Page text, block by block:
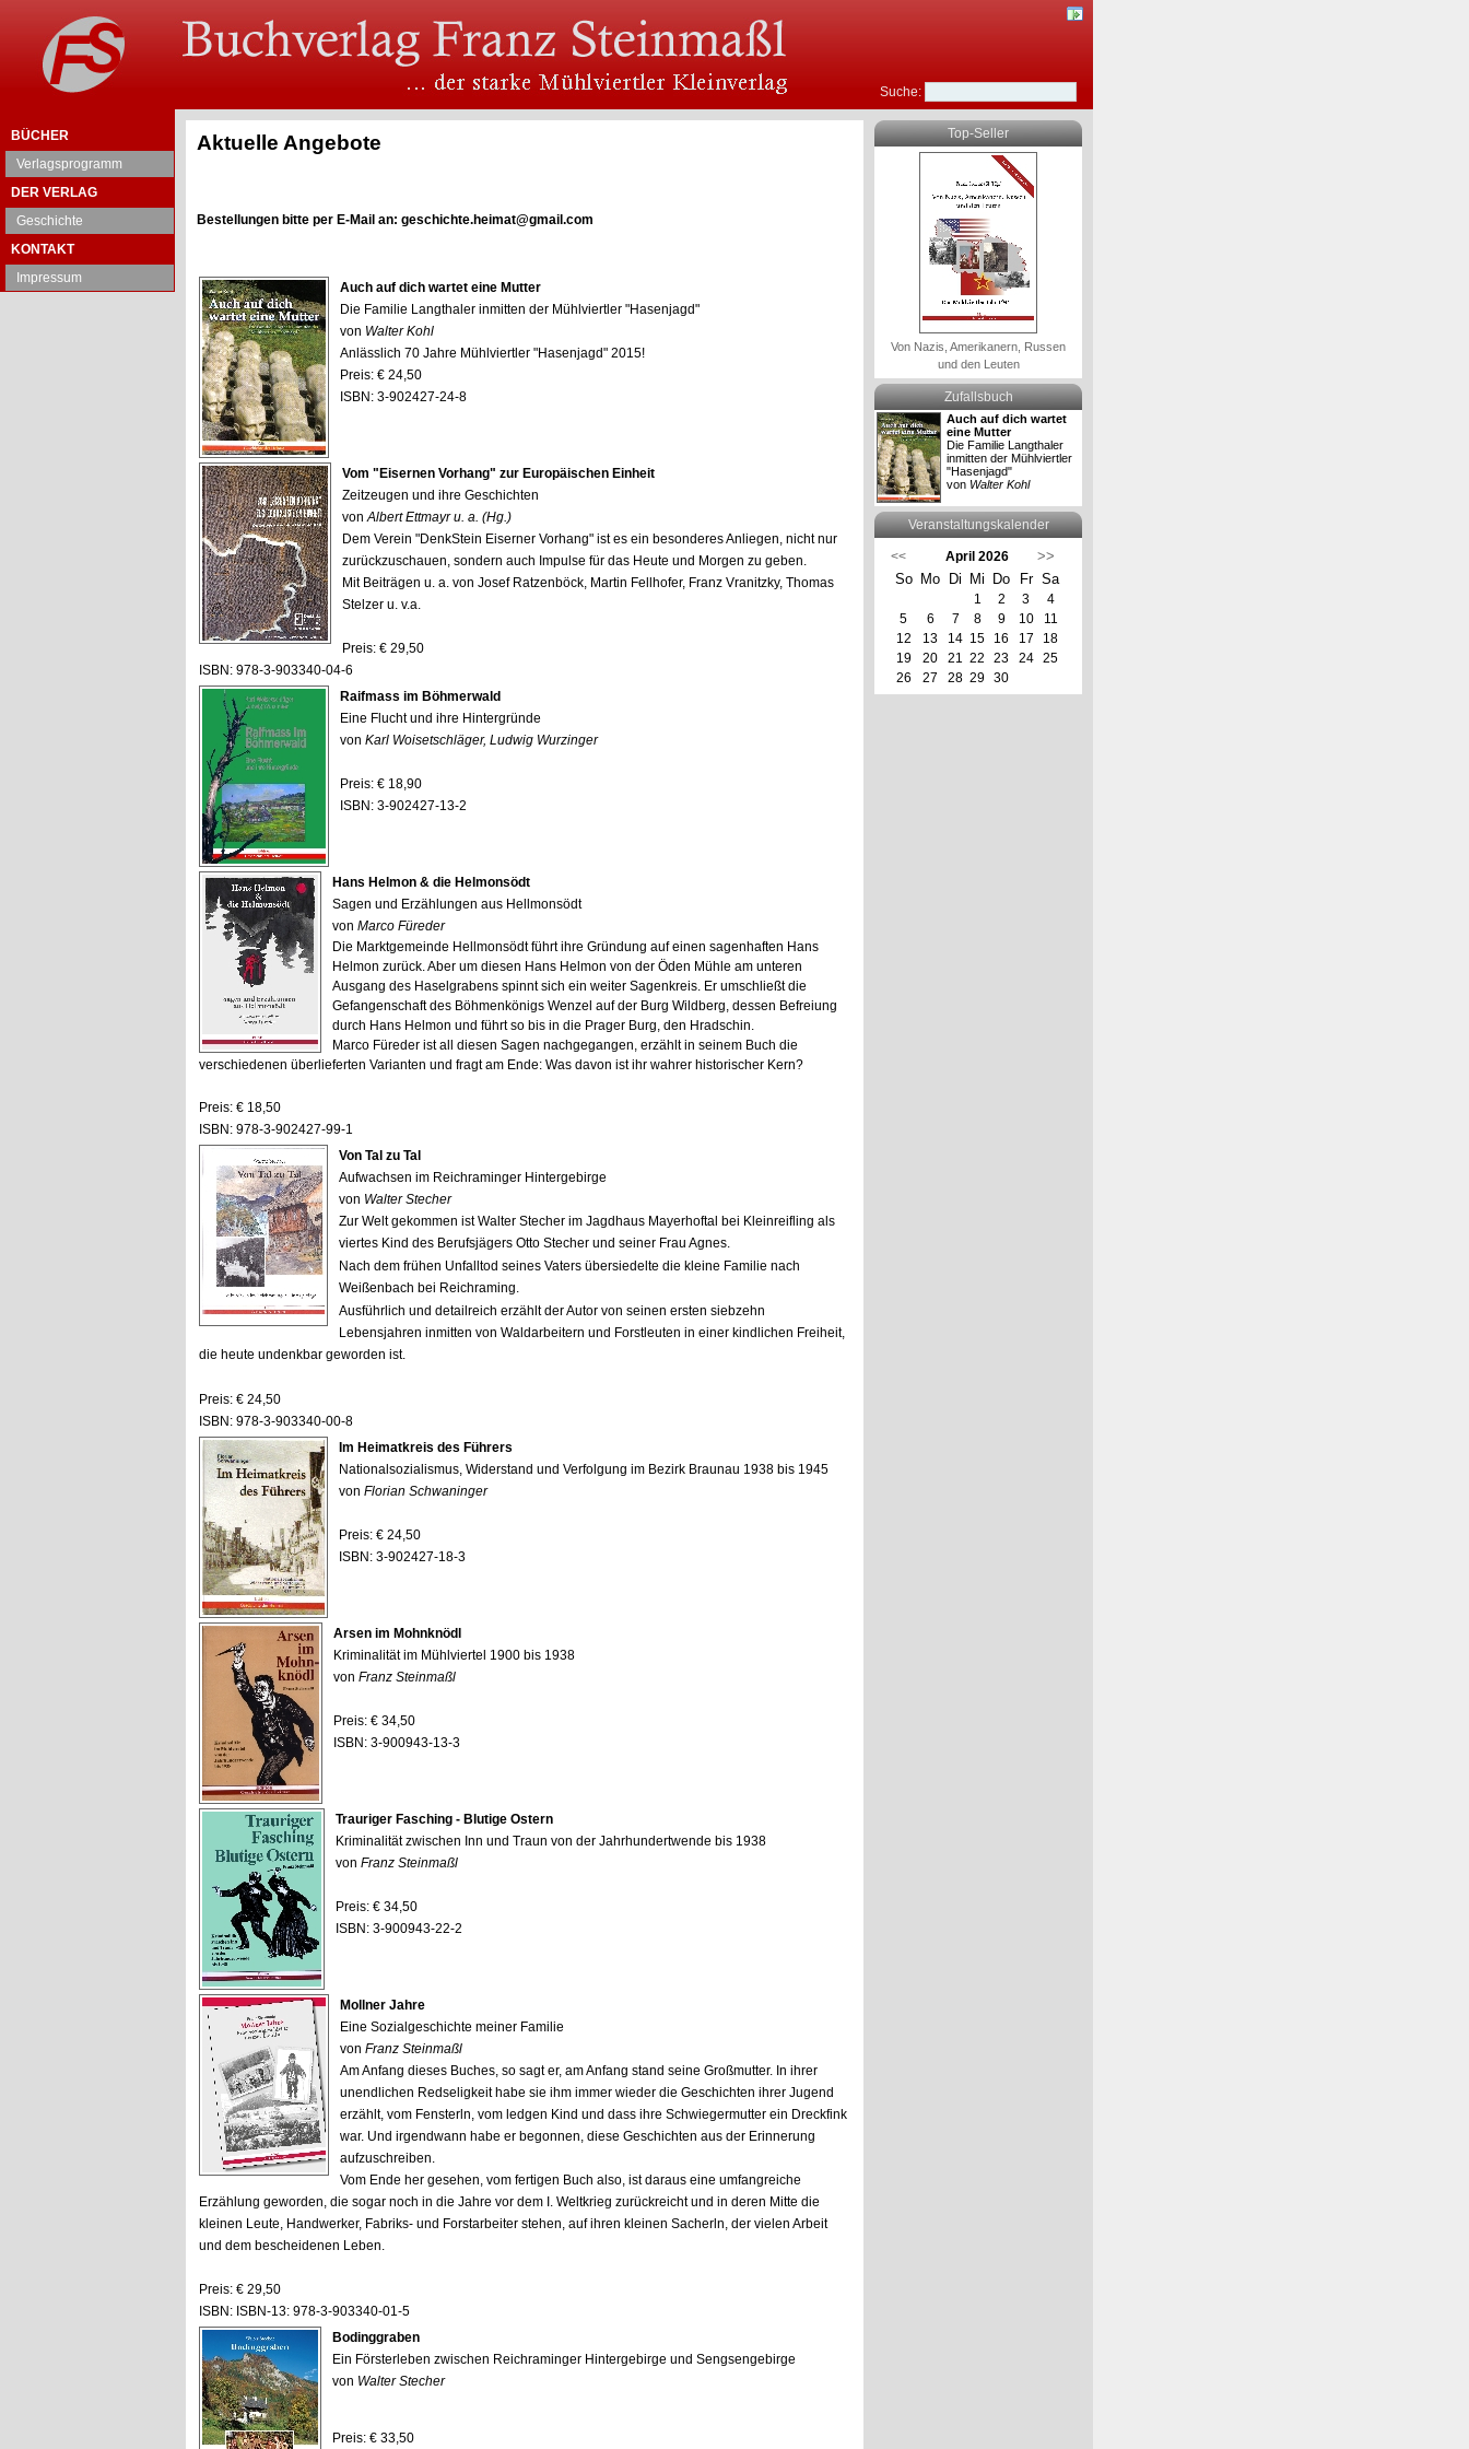
Suche:
BÜCHER
Verlagsprogramm
DER VERLAG
Geschichte
KONTAKT
Impressum
Top-Seller
Von Nazis, Amerikanern, Russen
und den Leuten
Zufallsbuch
Auch auf dich wartet
eine Mutter
Die Familie Langthaler
inmitten der Mühlviertler
"Hasenjagd"
von Walter Kohl
Veranstaltungskalender
<< April 2026
>>
So
Mo Di Mi Do Fr Sa
1 2 3
4
5
6 7 8 9 10
11
12
13 14 15 16 17
18
19
20 21 22 23 24
25
26
27 28 29 30
Aktuelle Angebote
Bestellungen bitte per E-Mail an: geschichte.heimat@gmail.com
Auch auf dich wartet eine Mutter
Die Familie Langthaler inmitten der Mühlviertler "Hasenjagd"
von Walter Kohl
Anlässlich 70 Jahre Mühlviertler "Hasenjagd" 2015!
Preis: € 24,50
ISBN: 3-902427-24-8
Vom "Eisernen Vorhang" zur Europäischen Einheit
Zeitzeugen und ihre Geschichten
vonAlbert Ettmayr u. a. (Hg.)
Dem Verein "DenkStein Eiserner Vorhang" ist es ein besonderes Anliegen, nicht nur
zurückzuschauen, sondern auch Impulse für das Heute und Morgen zu geben.
Mit Beiträgen u. a. von Josef Ratzenböck, Martin Fellhofer, Franz Vranitzky, Thomas
Stelzer u. v.a.
Preis: € 29,50
ISBN: 978-3-903340-04-6
Raifmass im Böhmerwald
Eine Flucht und ihre Hintergründe
von Karl Woisetschläger, Ludwig Wurzinger
Preis: € 18,90
ISBN: 3-902427-13-2
Hans Helmon & die Helmonsödt
Sagen und Erzählungen aus Hellmonsödt
von Marco Füreder
Die Marktgemeinde Hellmonsödt führt ihre Gründung auf einen sagenhaften Hans
Helmon zurück. Aber um diesen Hans Helmon von der Öden Mühle am unteren
Ausgang des Haselgrabens spinnt sich ein weiter Sagenkreis. Er umschließt die
Gefangenschaft des Böhmenkönigs Wenzel auf der Burg Wildberg, dessen Befreiung
durch Hans Helmon und führt so bis in die Prager Burg, den Hradschin.
Marco Füreder ist all diesen Sagen nachgegangen, erzählt in seinem Buch die
verschiedenen überlieferten Varianten und fragt am Ende: Was davon ist ihr wahrer historischer Kern?
Preis: € 18,50
ISBN: 978-3-902427-99-1
Von Tal zu Tal
Aufwachsen im Reichraminger Hintergebirge
von Walter Stecher
Zur Welt gekommen ist Walter Stecher im Jagdhaus Mayerhoftal bei Kleinreifling als
viertes Kind des Berufsjägers Otto Stecher und seiner Frau Agnes.
Nach dem frühen Unfalltod seines Vaters übersiedelte die kleine Familie nach
Weißenbach bei Reichraming.
Ausführlich und detailreich erzählt der Autor von seinen ersten siebzehn
Lebensjahren inmitten von Waldarbeitern und Forstleuten in einer kindlichen Freiheit,
die heute undenkbar geworden ist.
Preis: € 24,50
ISBN: 978-3-903340-00-8
Im Heimatkreis des Führers
Nationalsozialismus, Widerstand und Verfolgung im Bezirk Braunau 1938 bis 1945
von Florian Schwaninger
Preis: € 24,50
ISBN: 3-902427-18-3
Arsen im Mohnknödl
Kriminalität im Mühlviertel 1900 bis 1938
von Franz Steinmaßl
Preis: € 34,50
ISBN: 3-900943-13-3
Trauriger Fasching - Blutige Ostern
Kriminalität zwischen Inn und Traun von der Jahrhundertwende bis 1938
von Franz Steinmaßl
Preis: € 34,50
ISBN: 3-900943-22-2
Mollner Jahre
Eine Sozialgeschichte meiner Familie
von Franz Steinmaßl
Am Anfang dieses Buches, so sagt er, am Anfang stand seine Großmutter. In ihrer
unendlichen Redseligkeit habe sie ihm immer wieder die Geschichten ihrer Jugend
erzählt, vom Fensterln, vom ledgen Kind und dass ihre Schwiegermutter ein Dreckfink
war. Und irgendwann habe er begonnen, diese Geschichten aus der Erinnerung
aufzuschreiben.
Vom Ende her gesehen, vom fertigen Buch also, ist daraus eine umfangreiche
Erzählung geworden, die sogar noch in die Jahre vor dem I. Weltkrieg zurückreicht und in deren Mitte die
kleinen Leute, Handwerker, Fabriks- und Forstarbeiter stehen, auf ihren kleinen Sacherln, der vielen Arbeit
und dem bescheidenen Leben.
Preis: € 29,50
ISBN: ISBN-13: 978-3-903340-01-5
Bodinggraben
Ein Försterleben zwischen Reichraminger Hintergebirge und Sengsengebirge
von Walter Stecher
Preis: € 33,50